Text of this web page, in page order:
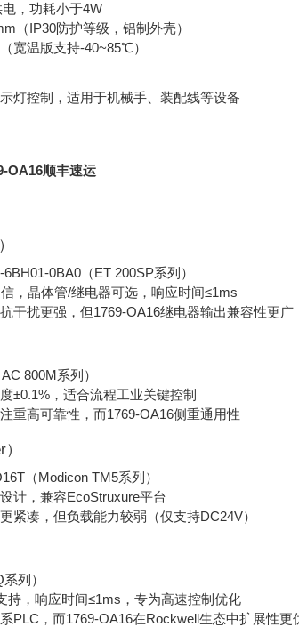
电，功耗小于4W
（IP30防护等级，铝制外壳）
宽温版支持-40~85℃）
灯控制，适用于机械手、装配线等设备
OA16顺丰速运
6BH01-0BA0（ET 200SP系列）
，晶体管/继电器可选，响应时间≤1ms
干扰更强，但1769-OA16继电器输出兼容性更广
800M系列）
±0.1%，适合流程工业关键控制
重高可靠性，而1769-OA16侧重通用性
（Modicon TM5系列）
计，兼容EcoStruxure平台
紧凑，但负载能力较弱（仅支持DC24V）
列）
持，响应时间≤1ms，专为高速控制优化
PLC，而1769-OA16在Rockwell生态中扩展性更